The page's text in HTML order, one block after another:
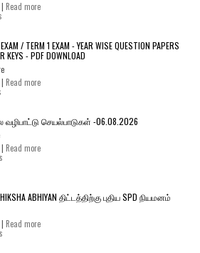
Read more
/ TERM 1 EXAM - YEAR WISE QUESTION PAPERS
KEYS - PDF DOWNLOAD
Read more
செயல்பாடுகள் -06.08.2026
Read more
ABHIYAN திட்டத்திற்கு புதிய SPD நியமனம்
Read more